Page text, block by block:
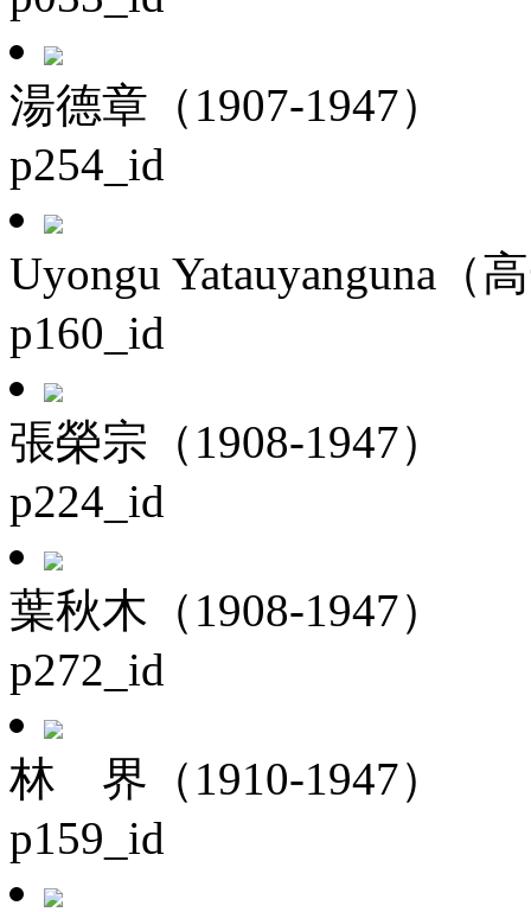
湯德章（1907-1947）
p254_id
Uyongu Yatauyanguna（
p160_id
張榮宗（1908-1947）
p224_id
葉秋木（1908-1947）
p272_id
林 界（1910-1947）
p159_id